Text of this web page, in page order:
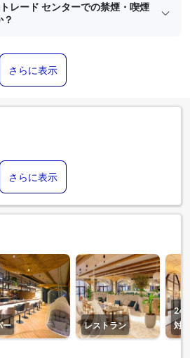
レード センターでの禁煙・喫煙
さらに表示
さらに表示
ー レストラン
24
対応